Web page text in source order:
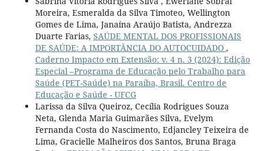
Moreira, Esmeralda da Silva Timoteo, Wellington
Gomes de Lima, Janaína Araújo Batista, Andrezza
Duarte Farias, SAÚDE MENTAL DOS PROFISSIONAIS
DE SAÚDE: A IMPORTÂNCIA DO AUTOCUIDADO ,
Caderno Impacto em Extensão: v. 4 n. 3 (2024): Edição
Especial –Programa de Educação pelo Trabalho para
Saúde (PET-Saúde) na Paraíba, Brasil. Centro de
Educação e Saúde - UFCG
Larissa da Silva Queiroz, Cecília Rodrigues Souza
Neta, Glenda Maria Guimarães Silva, Evelym
Fernanda Costa do Nascimento, Edjancley Teixeira de
Lima, Gracielle Malheiros dos Santos, Bruna Braga